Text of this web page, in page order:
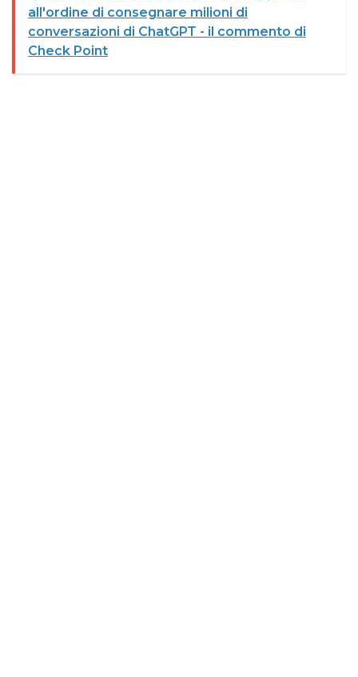
all'ordine di consegnare milioni di
conversazioni di ChatGPT - il commento di
Check Point